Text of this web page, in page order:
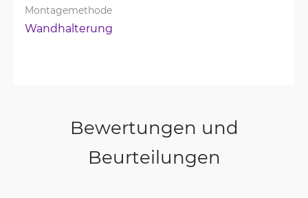
Montagemethode
Wandhalterung
Bewertungen und
Beurteilungen